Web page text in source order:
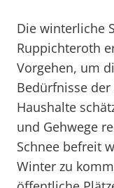
Die winterliche
Ruppichteroth
Vorgehen, um
Bedürfnisse
Haushalte
und Gehwege
Schnee befreit
Winter zu